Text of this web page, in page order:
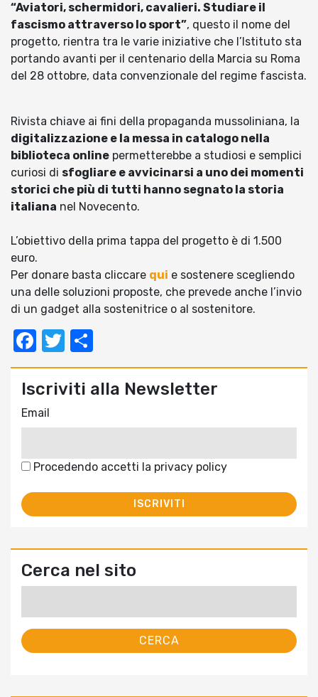
“Aviatori, schermidori, cavalieri. Studiare il
fascismo attraverso lo sport”, questo il nome del
progetto, rientra tra le varie iniziative che l’Istituto sta
portando avanti per il centenario della Marcia su Roma
del 28 ottobre, data convenzionale del regime fascista.
Rivista chiave ai fini della propaganda mussoliniana, la
digitalizzazione e la messa in catalogo nella
biblioteca online permetterebbe a studiosi e semplici
curiosi di sfogliare e avvicinarsi a uno dei momenti
storici che più di tutti hanno segnato la storia
italiana nel Novecento.
L’obiettivo della prima tappa del progetto è di 1.500
euro.
Per donare basta cliccare qui e sostenere scegliendo
una delle soluzioni proposte, che prevede anche l’invio
di un gadget alla sostenitrice o al sostenitore.
Facebook
Twitter
Iscriviti alla Newsletter
Email
Procedendo accetti la privacy policy
Cerca nel sito